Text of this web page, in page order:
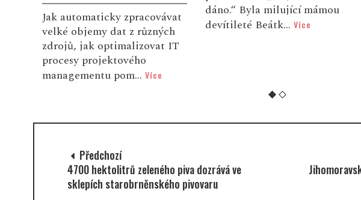
Jak automaticky zpracovávat
velké objemy dat z různých
zdrojů, jak optimalizovat IT
procesy projektového
managementu pom... Více
dáno.“ Byla milující mámou
devítileté Beátk... Více
Předchozí
4700 hektolitrů zeleného piva dozrává ve
sklepích starobrněnského pivovaru